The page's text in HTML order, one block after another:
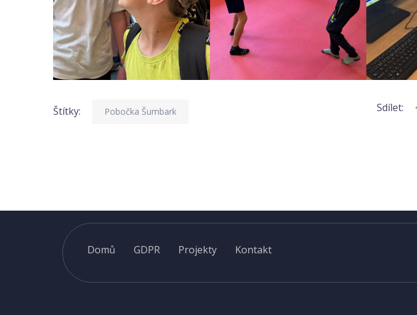
Štítky: Pobočka Šumbark Sdílet:
Domů GDPR Projekty Kontakt